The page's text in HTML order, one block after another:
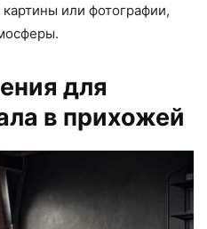
или фотографии,
для
в прихожей